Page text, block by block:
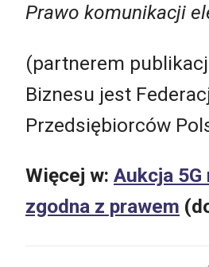
Prawo komunikacji
(partnerem
Biznesu jest
Przedsiębiorców
Więcej w: Aukcja 5G
zgodna z prawem